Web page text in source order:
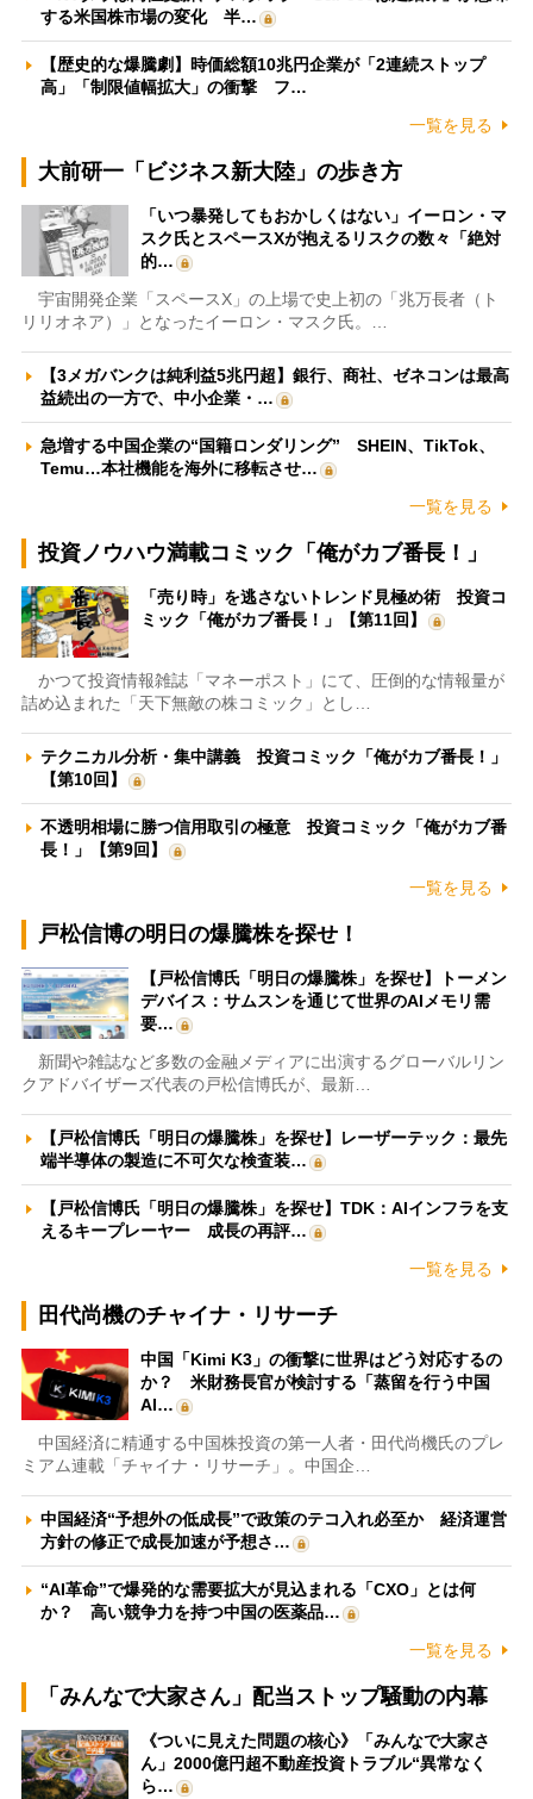
する米国株市場の変化 半…
【歴史的な爆騰劇】時価総額10兆円企業が「2連続ストップ
高」「制限値幅拡大」の衝撃 フ…
一覧を見る
大前研一「ビジネス新大陸」の歩き方
「いつ暴発してもおかしくはない」イーロン・マ
スク氏とスペースXが抱えるリスクの数々「絶対
的…
宇宙開発企業「スペースX」の上場で史上初の「兆万長者（ト
リリオネア）」となったイーロン・マスク氏。…
【3メガバンクは純利益5兆円超】銀行、商社、ゼネコンは最高
益続出の一方で、中小企業・…
急増する中国企業の“国籍ロンダリング” SHEIN、TikTok、
Temu…本社機能を海外に移転させ…
一覧を見る
投資ノウハウ満載コミック「俺がカブ番長！」
「売り時」を逃さないトレンド見極め術 投資コ
ミック「俺がカブ番長！」【第11回】
かつて投資情報雑誌「マネーポスト」にて、圧倒的な情報量が
詰め込まれた「天下無敵の株コミック」とし…
テクニカル分析・集中講義 投資コミック「俺がカブ番長！」
【第10回】
不透明相場に勝つ信用取引の極意 投資コミック「俺がカブ番
長！」【第9回】
一覧を見る
戸松信博の明日の爆騰株を探せ！
【戸松信博氏「明日の爆騰株」を探せ】トーメン
デバイス：サムスンを通じて世界のAIメモリ需
要…
新聞や雑誌など多数の金融メディアに出演するグローバルリン
クアドバイザーズ代表の戸松信博氏が、最新…
【戸松信博氏「明日の爆騰株」を探せ】レーザーテック：最先
端半導体の製造に不可欠な検査装…
【戸松信博氏「明日の爆騰株」を探せ】TDK：AIインフラを支
えるキープレーヤー 成長の再評…
一覧を見る
田代尚機のチャイナ・リサーチ
中国「Kimi K3」の衝撃に世界はどう対応するの
か？ 米財務長官が検討する「蒸留を行う中国
AI…
中国経済に精通する中国株投資の第一人者・田代尚機氏のプレ
ミアム連載「チャイナ・リサーチ」。中国企…
中国経済“予想外の低成長”で政策のテコ入れ必至か 経済運営
方針の修正で成長加速が予想さ…
“AI革命”で爆発的な需要拡大が見込まれる「CXO」とは何
か？ 高い競争力を持つ中国の医薬品…
一覧を見る
「みんなで大家さん」配当ストップ騒動の内幕
《ついに見えた問題の核心》「みんなで大家さ
ん」2000億円超不動産投資トラブル“異常なく
ら…